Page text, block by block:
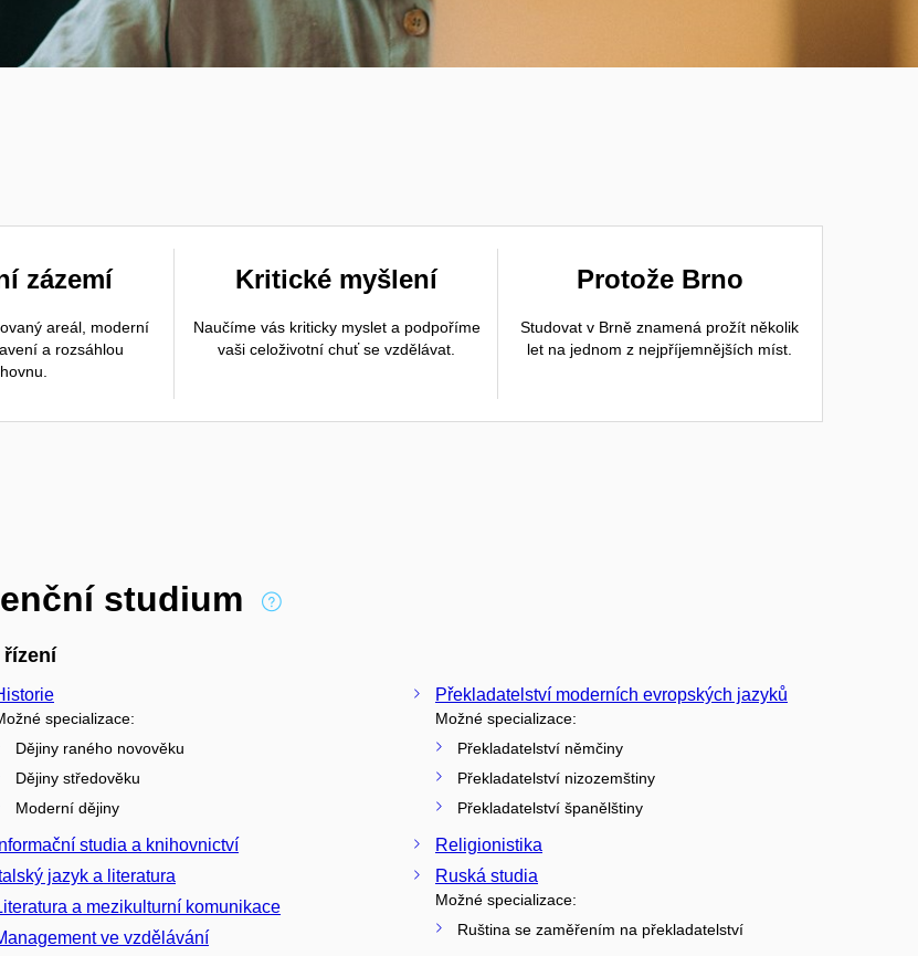
zázemí
areál, moderní
a rozsáhlou
Kritické myšlení
Naučíme vás kriticky myslet a podpoříme
vaši celoživotní chuť se vzdělávat.
Protože Brno
Studovat v Brně znamená prožít několik
let na jednom z nejpříjemnějších míst.
studium
řízení
specializace:
Dějiny raného novověku
Dějiny středověku
Moderní dějiny
Informační studia a knihovnictví
jazyk a literatura
a mezikulturní komunikace
ve vzdělávání
Překladatelství moderních evropských jazyků
Možné specializace:
Překladatelství němčiny
Překladatelství nizozemštiny
Překladatelství španělštiny
Religionistika
Ruská studia
Možné specializace:
Ruština se zaměřením na překladatelství